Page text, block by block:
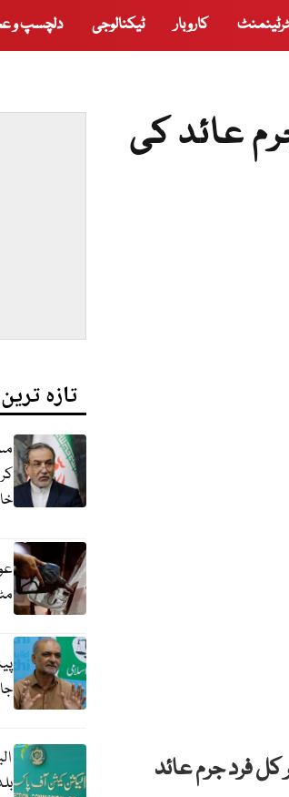
کاروبار ٹیکنالوجی دلچسپ و
عائد کی
فرد جرم عائد
تازہ